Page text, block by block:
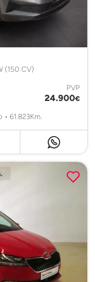
(150 CV)
PVP
24.900€
61.823Km.